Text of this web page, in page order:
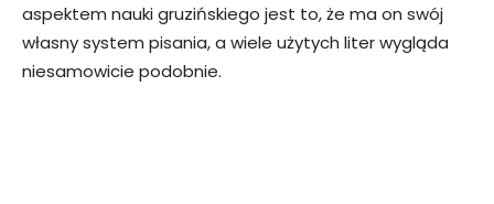
aspektem nauki gruzińskiego jest to, że ma on swój
własny system pisania, a wiele użytych liter wygląda
niesamowicie podobnie.